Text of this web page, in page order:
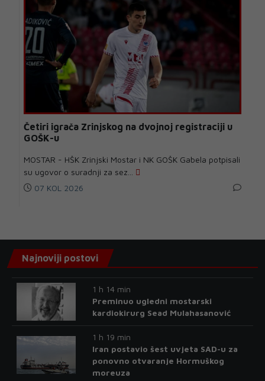
Četiri igrača Zrinjskog na dvojnoj registraciji u
GOŠK-u
MOSTAR - HŠK Zrinjski Mostar i NK GOŠK Gabela potpisali
su ugovor o suradnji za sez...
07 KOL 2026
Najnoviji postovi
1 h 14 min
Preminuo ugledni mostarski
kardiokirurg Sead Mulahasanović
1 h 19 min
Iran postavio šest uvjeta SAD-u za
ponovno otvaranje Hormuškog
moreuza